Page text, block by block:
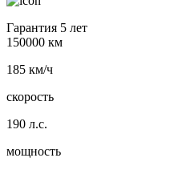
Гарантия 5 лет
150000 км
185 км/ч
скорость
190 л.с.
мощность